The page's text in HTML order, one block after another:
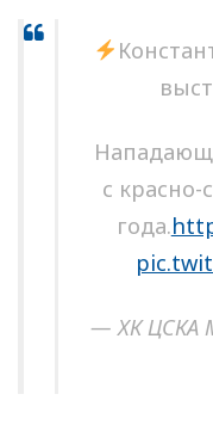
с
года.
— ХК ЦСКА